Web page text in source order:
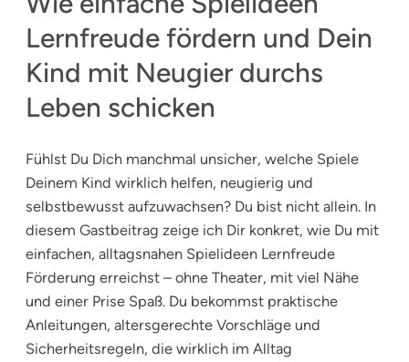
Lernfreude fördern und Dein
Kind mit Neugier durchs
Leben schicken
Fühlst Du Dich manchmal unsicher, welche Spiele
Deinem Kind wirklich helfen, neugierig und
selbstbewusst aufzuwachsen? Du bist nicht allein. In
diesem Gastbeitrag zeige ich Dir konkret, wie Du mit
einfachen, alltagsnahen Spielideen Lernfreude
Förderung erreichst – ohne Theater, mit viel Nähe
und einer Prise Spaß. Du bekommst praktische
Anleitungen, altersgerechte Vorschläge und
Sicherheitsregeln, die wirklich im Alltag